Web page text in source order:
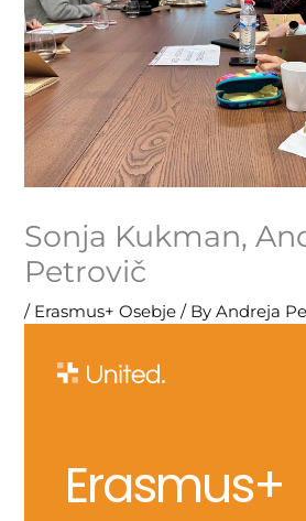
Sonja Kukman,
Petrovič
/ Erasmus+ Osebje / ByAndreja
Erasmus+